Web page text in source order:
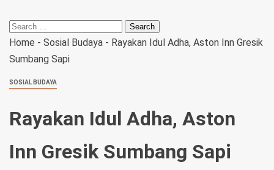
Home - Sosial Budaya - Rayakan Idul Adha, Aston Inn Gresik
Sumbang Sapi
SOSIAL BUDAYA
Rayakan Idul Adha, Aston
Inn Gresik Sumbang Sapi